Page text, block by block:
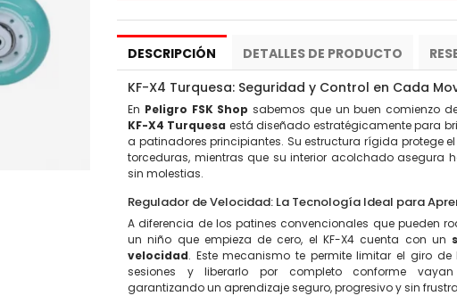
DESCRIPCIÓN DETALLES DE PRODUCTO
KF-X4 Turquesa: Seguridad y Control en Cada
En Peligro FSK Shop sabemos que un buen comienzo
KF-X4 Turquesa está diseñado estratégicamente para
a patinadores principiantes. Su estructura rígida protege
torceduras, mientras que su interior acolchado asegura
sin molestias.
Regulador de Velocidad: La Tecnología Ideal para
A diferencia de los patines convencionales que pueden
un niño que empieza de cero, el KF-X4 cuenta con un
velocidad. Este mecanismo te permite limitar el giro
sesiones y liberarlo por completo conforme
garantizando un aprendizaje seguro, progresivo y sin